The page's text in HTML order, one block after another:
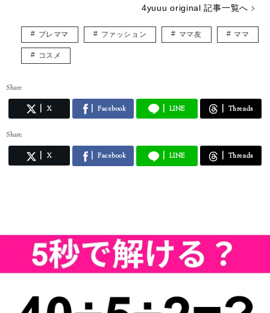
4yuuu original 記事一覧へ
プレママ ファッション ママ友 ママ
コスメ
Share
X Facebook LINE Threads
Share
X Facebook LINE Threads